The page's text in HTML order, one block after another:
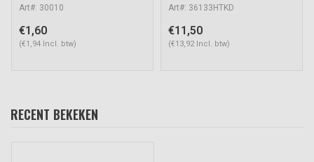
Art#: 30010
€1,60
(€1,94 Incl. btw)
Art#: 36133HTKD
€11,50
(€13,92 Incl. btw)
RECENT BEKEKEN